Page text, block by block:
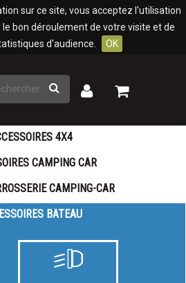
sur ce site, vous acceptez l'utilisation
bon déroulement de votre visite et de
d'audience.
OK
Rechercher
Mon
Mon
4X4
CAMPING CAR
CAMPING-CAR
BATEAU